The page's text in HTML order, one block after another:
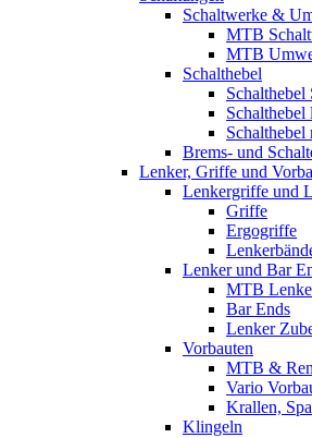
Schaltwerke &
MTB
MTB
Schalthebel
Schalthebel
Schalthebel
Schalthebel
Brems- und
Lenker, Griffe und
Lenkergriffe und
Griffe
Ergogriffe
Lenker und Bar
MTB
Bar Ends
Lenker
Vorbauten
MTB &
Vario
Krallen,
Klingeln